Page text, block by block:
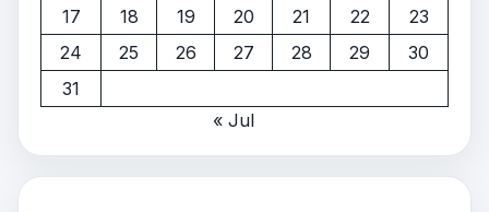
17
18 19 20 21 22
23
24
25 26 27 28 29
30
31
« Jul